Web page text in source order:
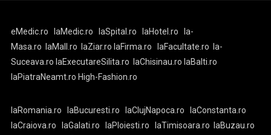
eMedic.ro laMedic.ro laSpital.ro laHotel.ro
la-
Masa.ro
laMall.ro laZiar.ro laFirma.ro laFacultate.ro
la-
Suceava.ro laExecutareSilita.ro laChisinau.ro laBalti.ro
laPiatraNeamt.ro High-Fashion.ro
laRomania.ro laBucuresti.ro laClujNapoca.ro
laConstanta.ro
laCraiova.ro
laGalati.ro laPloiesti.ro laTimisoara.ro
laBuzau.ro